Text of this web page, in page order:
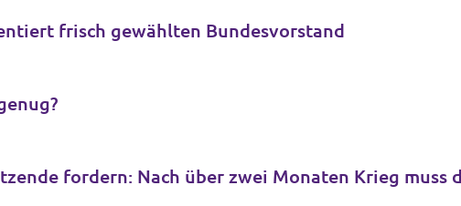
frisch gewählten Bundesvorstand
fordern: Nach über zwei Monaten Krieg muss